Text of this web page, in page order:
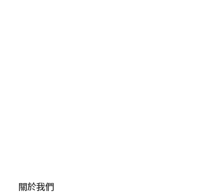
關於我們